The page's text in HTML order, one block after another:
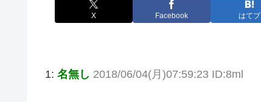
X Facebook はてブ
1: 名無し 2018/06/04(月)07:59:23 ID:8ml